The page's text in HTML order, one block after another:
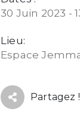
30 Juin 2023 -
Lieu:
Espace
Partagez !